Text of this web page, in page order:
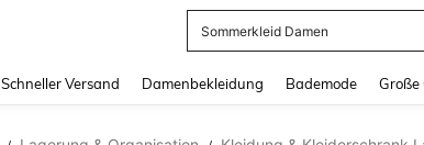
Sommerkleid Damen
Schneller Versand Damenbekleidung Bademode Große